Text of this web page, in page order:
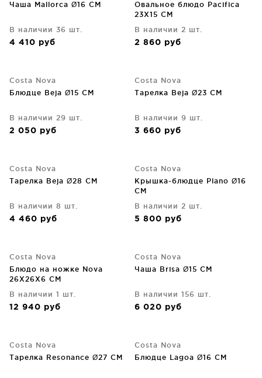
Чаша Mallorca Ø16 CM
В наличии 36 шт.
4 410 руб
Овальное блюдо Pacifica
23X15 CM
В наличии 2 шт.
2 860 руб
Costa Nova
Блюдце Beja Ø15 CM
В наличии 29 шт.
2 050 руб
Costa Nova
Тарелка Beja Ø23 CM
В наличии 9 шт.
3 660 руб
Costa Nova
Тарелка Beja Ø28 CM
В наличии 8 шт.
4 460 руб
Costa Nova
Крышка-блюдце Plano Ø16
CM
В наличии 2 шт.
5 800 руб
Costa Nova
Блюдо на ножке Nova
26X26X6 CM
В наличии 1 шт.
12 940 руб
Costa Nova
Чаша Brisa Ø15 CM
В наличии 156 шт.
6 020 руб
Costa Nova
Тарелка Resonance Ø27 CM
Costa Nova
Блюдце Lagoa Ø16 CM